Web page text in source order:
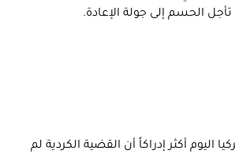
الحسم إلى جولة الإعادة.
اليوم أكثر إدراكاً أن القضية الكردية لم